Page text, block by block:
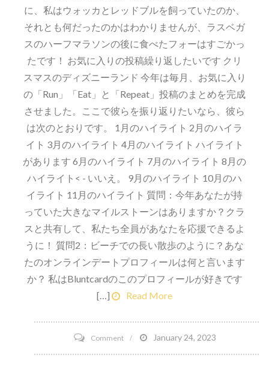
に、私はウォッカとレッドブルを飼っていたのか、
それとも何だったのかはわかりませんが、ラスベガ
スのハーフマラソンの後に食べたフォーはすごかっ
たです！ お気に入りの投稿繰り返したいです クリ
スマスのディズニーランド 今年は毎月、お気に入り
の「Run」「Eat」と「Repeat」投稿のまとめを完成
させました。ここで彼らを振り返りたいなら、彼ら
は次のとおりです。 1月のハイライト 2月のハイラ
イト 3月のハイライト 4月のハイライト ハイライト
があります 6月のハイライト 7月のハイライト 8月の
ハイライト< - いいえ。 9月のハイライト 10月のハ
イライト 11月のハイライト 質問：今年あなたが持
っていた大きなマイルストーンはありますか？クラ
スと共有して、私たち全員があなたを応援できるよ
うに！ 質問2：ビーチでの長い散歩のように？あな
たのオンラインデートプロフィールは何と言います
か？ 私はBluntcardのこのプロフィールが好きです
[…]
Read More
Commenton
Run
January 24, 2023